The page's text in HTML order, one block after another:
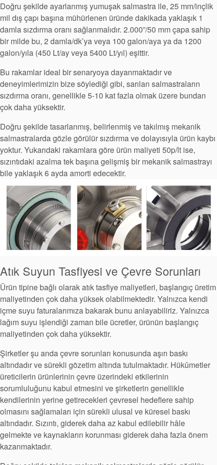
Konumlar
Haberler
Sürdürülebilirlik
Doğru şekilde ayarlanmış yumuşak salmastra ile, 25 mm/inçlik
mil dış çapı başına mühürlenen üründe dakikada yaklaşık 1
damla sızdırma oranı sağlanmalıdır. 2.000”/50 mm çapa sahip
bir milde bu, 2 damla/dk’ya veya 100 galon/aya ya da 1200
galon/yıla (450 Lt/ay veya 5400 Lt/yıl) eşittir.
Bu rakamlar ideal bir senaryoya dayanmaktadır ve
deneyimlerimizin bize söylediği gibi, sarılan salmastraların
sızdırma oranı, genellikle 5-10 kat fazla olmak üzere bundan
çok daha yüksektir.
Doğru şekilde tasarlanmış, belirlenmiş ve takılmış mekanik
salmastralarda gözle görülür sızdırma ve dolayısıyla ürün kaybı
yoktur. Yukarıdaki rakamlara göre ürün maliyeti 50p/lt ise,
sızıntıdaki azalma tek başına gelişmiş bir mekanik salmastrayı
bile yaklaşık 6 ayda amorti edecektir.
Atık Suyun Tasfiyesi ve Çevre Sorunları
Ürün tipine bağlı olarak atık tasfiye maliyetleri, başlangıç üretim
maliyetinden çok daha yüksek olabilmektedir. Yalnızca kendi
içme suyu faturalarımıza bakarak bunu anlayabiliriz. Yalnızca
lağım suyu işlendiği zaman bile ücretler, ürünün başlangıç
maliyetinden çok daha yüksektir.
Şirketler şu anda çevre sorunları konusunda aşırı baskı
altındadır ve sürekli gözetim altında tutulmaktadır. Hükûmetler
üreticilerin ürünlerinin çevre üzerindeki etkilerinin
sorumluluğunu kabul etmesini ve şirketlerin genellikle
kendilerinin yerine getirecekleri çevresel hedeflere sahip
olmasını sağlamaları için sürekli ulusal ve küresel baskı
altındadır. Sızıntı, giderek daha az kabul edilebilir hâle
gelmekte ve kaynakların korunması giderek daha fazla önem
kazanmaktadır.